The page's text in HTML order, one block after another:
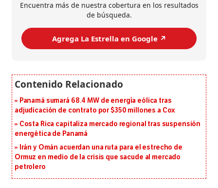
Encuentra más de nuestra cobertura en los resultados
de búsqueda.
Agrega La Estrella en Google ↗️
Panamá sumará 68.4 MW de energía eólica tras
adjudicación de contrato por $350 millones a Cox
Costa Rica capitaliza mercado regional tras suspensión
energética de Panamá
Irán y Omán acuerdan una ruta para el estrecho de
Ormuz en medio de la crisis que sacude al mercado
petrolero